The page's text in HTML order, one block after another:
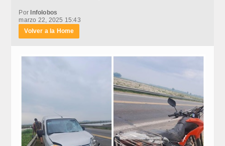
PorInfolobos
marzo 22, 2025 15:43
Volver a la Home